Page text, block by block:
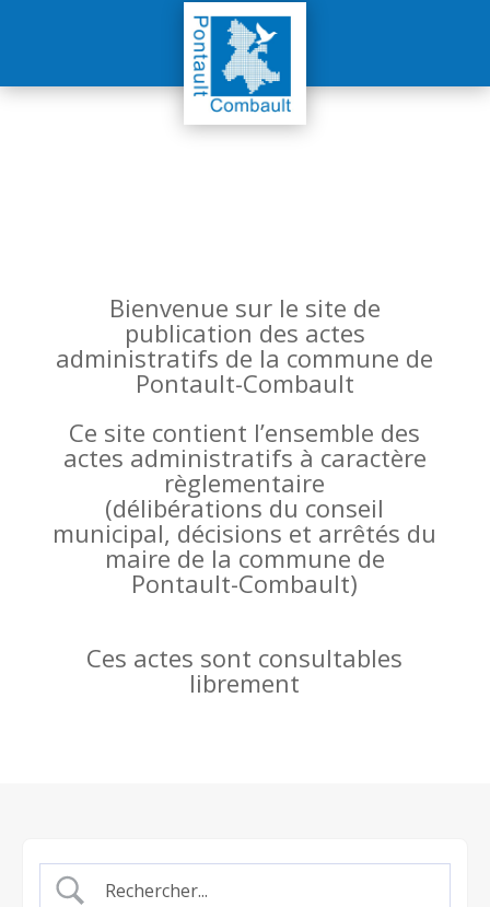
Bienvenue sur le site de
publication des actes
administratifs de la commune de
Pontault-Combault
Ce site contient l’ensemble des
actes administratifs à caractère
règlementaire
(délibérations du conseil
municipal, décisions et arrêtés du
maire de la commune de
Pontault-Combault)
Ces actes sont consultables
librement